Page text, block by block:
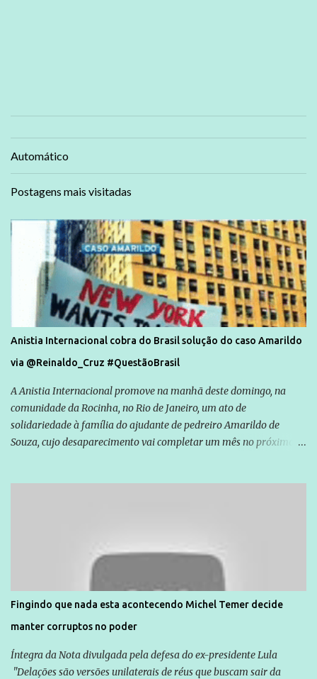
Automático
Postagens mais visitadas
Anistia Internacional cobra do Brasil solução do caso Amarildo
via @Reinaldo_Cruz #QuestãoBrasil
A Anistia Internacional promove na manhã deste domingo, na
comunidade da Rocinha, no Rio de Janeiro, um ato de
solidariedade à família do ajudante de pedreiro Amarildo de
Souza, cujo desaparecimento vai completar um mês no próximo
são vítimas de violência, estão em situação de risco ou têm seus
direitos violados. Leia mais: Anistia Internacional cobra do Brasil
solução do caso Amarildo - Terra Brasil
Fingindo que nada esta acontecendo Michel Temer decide
manter corruptos no poder
Íntegra da Nota divulgada pela defesa do ex-presidente Lula
"Delações são versões unilaterais de réus que buscam sair da